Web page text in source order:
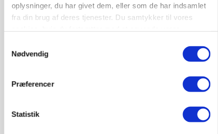
oplysninger, du har givet dem, eller som de har indsamlet
fra din brug af deres tjenester. Du samtykker til vores
Nødvendig
Præferencer
Statistik
GRISE
Svineproducenter kalder Danish Crowns pris en